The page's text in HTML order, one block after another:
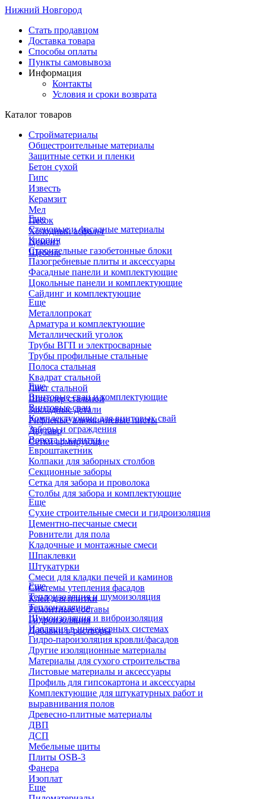
Нижний Новгород
Стать продавцом
Доставка товара
Способы оплаты
Пункты самовывоза
Информация
Контакты
Условия и сроки возврата
Каталог товаров
Стройматериалы
Общестроительные материалы
Защитные сетки и пленки
Бетон сухой
Гипс
Известь
Керамзит
Мел
Песок
Холодный асфальт
Цемент
Щебень
Еще
Стеновые и фасадные материалы
Кирпич
Строительные газобетонные блоки
Пазогребневые плиты и аксессуары
Фасадные панели и комплектующие
Цокольные панели и комплектующие
Сайдинг и комплектующие
Еще
Металлопрокат
Арматура и комплектующие
Металлический уголок
Трубы ВГП и электросварные
Трубы профильные стальные
Полоса стальная
Квадрат стальной
Лист стальной
Швеллер стальной
Закладные детали
Рифленые алюминиевые листы
Двутавр
Сетки армирующие
Еще
Винтовые сваи и комплектующие
Винтовые сваи
Комплектующие для винтовых свай
Заборы и ограждения
Ворота и калитки
Евроштакетник
Колпаки для заборных столбов
Секционные заборы
Сетка для забора и проволока
Столбы для забора и комплектующие
Еще
Сухие строительные смеси и гидроизоляция
Цементно-песчаные смеси
Ровнители для пола
Кладочные и монтажные смеси
Шпаклевки
Штукатурки
Смеси для кладки печей и каминов
Системы утепления фасадов
Клей для плитки
Ремонтные составы
Гидроизоляция
Добавки в растворы
Еще
Теплоизоляция и шумоизоляция
Теплоизоляция
Шумоизоляция и виброизоляция
Изоляция в инженерных системах
Гидро-пароизоляция кровли/фасадов
Другие изоляционные материалы
Материалы для сухого строительства
Листовые материалы и аксессуары
Профиль для гипсокартона и аксессуары
Комплектующие для штукатурных работ и
выравнивания полов
Древесно-плитные материалы
ДВП
ДСП
Мебельные щиты
Плиты OSB-3
Фанера
Изоплат
Еще